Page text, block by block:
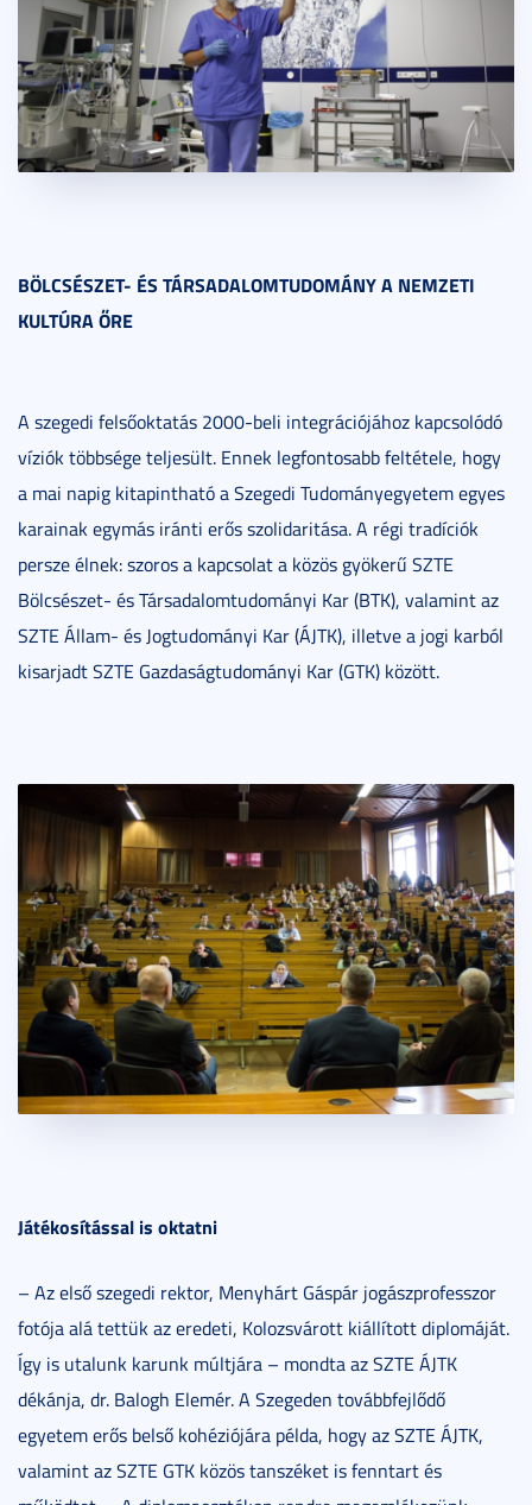
BÖLCSÉSZET- ÉS TÁRSADALOMTUDOMÁNY A NEMZETI
KULTÚRA ŐRE
A szegedi felsőoktatás 2000-beli integrációjához kapcsolódó
víziók többsége teljesült. Ennek legfontosabb feltétele, hogy
a mai napig kitapintható a Szegedi Tudományegyetem egyes
karainak egymás iránti erős szolidaritása. A régi tradíciók
persze élnek: szoros a kapcsolat a közös gyökerű SZTE
Bölcsészet- és Társadalomtudományi Kar (BTK), valamint az
SZTE Állam- és Jogtudományi Kar (ÁJTK), illetve a jogi karból
kisarjadt SZTE Gazdaságtudományi Kar (GTK) között.
Játékosítással is oktatni
– Az első szegedi rektor, Menyhárt Gáspár jogászprofesszor
fotója alá tettük az eredeti, Kolozsvárott kiállított diplomáját.
Így is utalunk karunk múltjára – mondta az SZTE ÁJTK
dékánja, dr. Balogh Elemér. A Szegeden továbbfejlődő
egyetem erős belső kohéziójára példa, hogy az SZTE ÁJTK,
valamint az SZTE GTK közös tanszéket is fenntart és